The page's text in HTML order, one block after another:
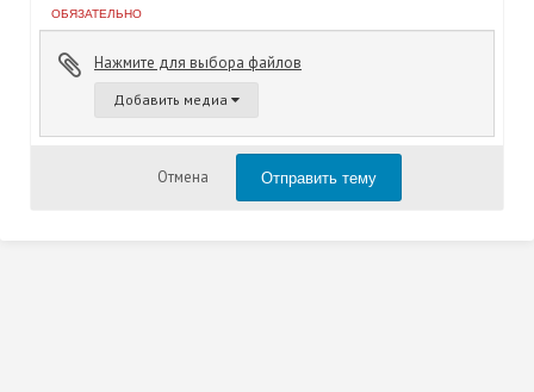
ОБЯЗАТЕЛЬНО
Нажмите для выбора файлов
Добавить медиа
Отмена Отправить тему